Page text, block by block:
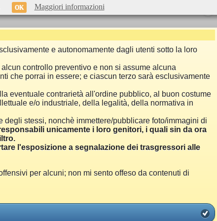
e autonomamente dagli utenti sotto la loro
controllo preventivo e non si assume alcuna
che porrai in essere; e ciascun terzo sarà esclusivamente
eventuale contrarietà all'ordine pubblico, al buon costume
e/o industriale, della legalità, della normativa in
stessi, nonchè immettere/pubblicare foto/immagini di
unicamente i loro genitori, i quali sin da ora
l'esposizione a segnalazione dei trasgressori alle
per alcuni; non mi sento offeso da contenuti di
OK Maggiori informazioni